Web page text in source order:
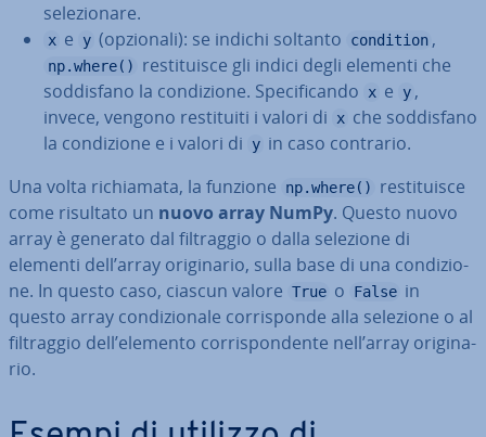
se­le­zio­na­re.
x e y (opzionali): se indichi soltanto condition ,
np.where()
re­sti­tui­sce gli indici degli elementi che
sod­di­sfa­no la con­di­zio­ne. Spe­ci­fi­can­do
x e y ,
invece, vengono re­sti­tui­ti i valori di
x che sod­di­sfa­no
la con­di­zio­ne e i valori di
y in caso contrario.
Una volta ri­chia­ma­ta, la funzione
np.where()
re­sti­tui­sce
come risultato un nuovo array NumPy. Questo nuovo
array è generato dal fil­trag­gio o dalla selezione di
elementi dell’array ori­gi­na­rio, sulla base di una con­di­zio­
ne. In questo caso, ciascun valore True o False in
questo array con­di­zio­na­le cor­ri­spon­de alla selezione o al
fil­trag­gio dell’elemento cor­ri­spon­den­te nell’array ori­gi­na­
rio.